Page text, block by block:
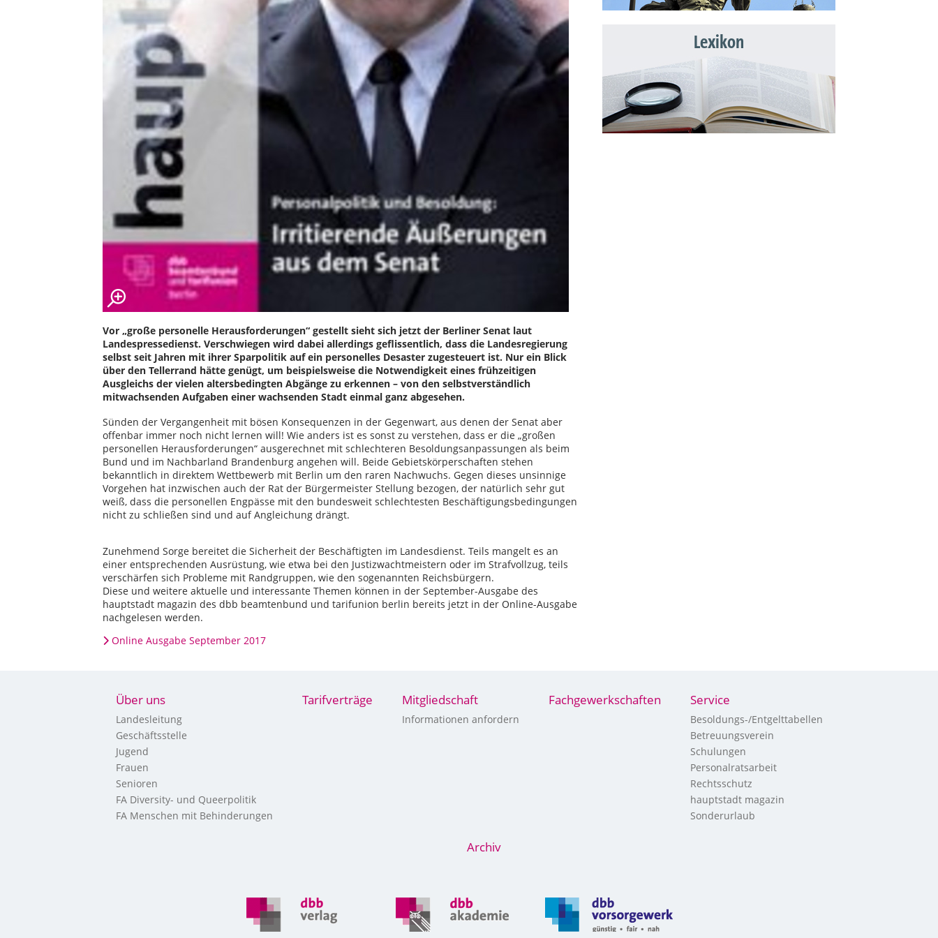
Vor „große personelle Herausforderungen“ gestellt sieht sich jetzt der Berliner Senat laut
Landespressedienst. Verschwiegen wird dabei allerdings geflissentlich, dass die Landesregierung
selbst seit Jahren mit ihrer Sparpolitik auf ein personelles Desaster zugesteuert ist. Nur ein Blick
über den Tellerrand hätte genügt, um beispielsweise die Notwendigkeit eines frühzeitigen
Ausgleichs der vielen altersbedingten Abgänge zu erkennen – von den selbstverständlich
mitwachsenden Aufgaben einer wachsenden Stadt einmal ganz abgesehen.
Sünden der Vergangenheit mit bösen Konsequenzen in der Gegenwart, aus denen der Senat aber
offenbar immer noch nicht lernen will! Wie anders ist es sonst zu verstehen, dass er die „großen
personellen Herausforderungen“ ausgerechnet mit schlechteren Besoldungsanpassungen als beim
Bund und im Nachbarland Brandenburg angehen will. Beide Gebietskörperschaften stehen
bekanntlich in direktem Wettbewerb mit Berlin um den raren Nachwuchs. Gegen dieses unsinnige
Vorgehen hat inzwischen auch der Rat der Bürgermeister Stellung bezogen, der natürlich sehr gut
weiß, dass die personellen Engpässe mit den bundesweit schlechtesten Beschäftigungsbedingungen
nicht zu schließen sind und auf Angleichung drängt.
Zunehmend Sorge bereitet die Sicherheit der Beschäftigten im Landesdienst. Teils mangelt es an
einer entsprechenden Ausrüstung, wie etwa bei den Justizwachtmeistern oder im Strafvollzug, teils
verschärfen sich Probleme mit Randgruppen, wie den sogenannten Reichsbürgern.
Diese und weitere aktuelle und interessante Themen können in der September-Ausgabe des
hauptstadt magazin des dbb beamtenbund und tarifunion berlin bereits jetzt in der Online-Ausgabe
nachgelesen werden.
Online Ausgabe September 2017
Lexikon
Über uns
Landesleitung
Geschäftsstelle
Jugend
Frauen
Senioren
FA Diversity- und Queerpolitik
FA Menschen mit Behinderungen
Tarifverträge Mitgliedschaft
Informationen anfordern
Fachgewerkschaften Service
Besoldungs-/Entgelttabellen
Betreuungsverein
Schulungen
Personalratsarbeit
Rechtsschutz
hauptstadt magazin
Sonderurlaub
Archiv